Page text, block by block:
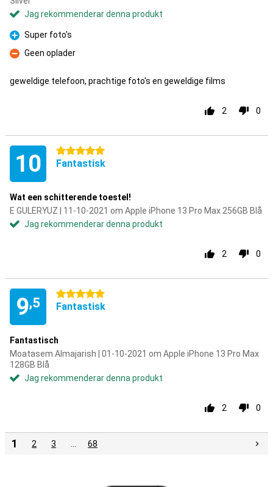
Jag rekommenderar denna produkt
Fördelar
Super foto's
Nackdelar
Geen oplader
geweldige telefoon, prachtige foto's en geweldige films
2 0
10 5 stjärnor
Fantastisk
Wat een schitterende toestel!
E GULERYUZ | 11-10-2021 om Apple iPhone 13 Pro Max 256GB Blå
Jag rekommenderar denna produkt
2 0
9,5
5 stjärnor
Fantastisk
Fantastisch
Moatasem Almajarish | 01-10-2021 om Apple iPhone 13 Pro Max
128GB Blå
Jag rekommenderar denna produkt
2 0
1 2 3 68